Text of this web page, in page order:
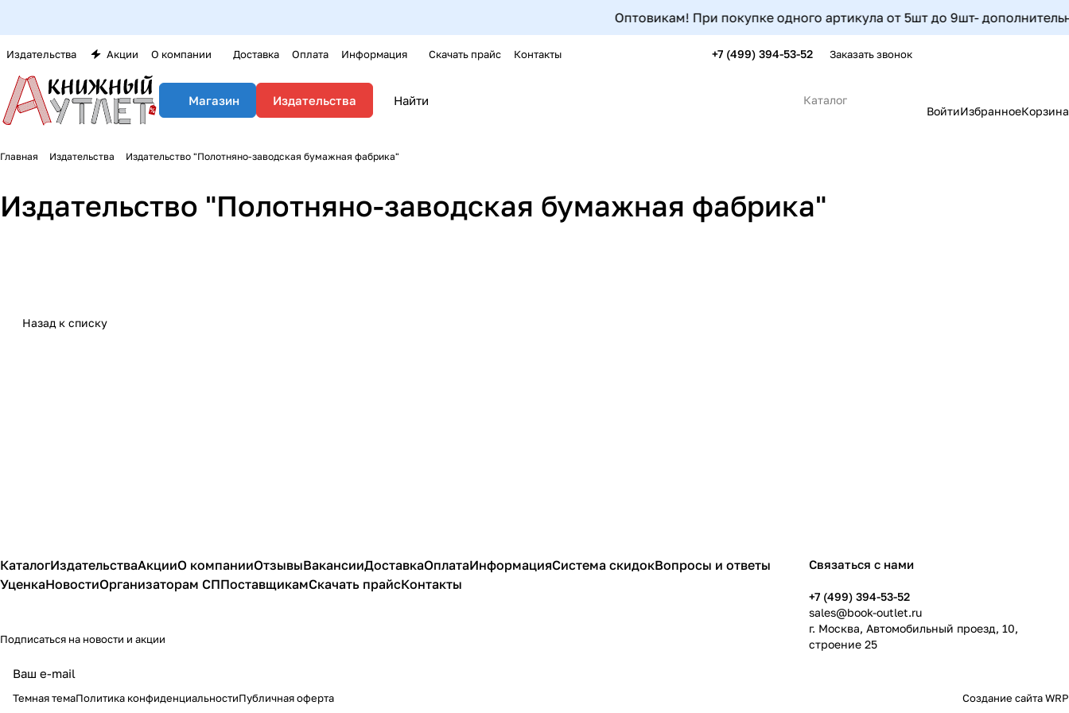
Оптовикам! При покупке одного артикула от 5шт до 9шт-
Издательства Акции О компании Доставка Оплата Информация Скачать прайс Контакты +7 (499) 394-53-52 Заказать звонок
Магазин Издательства
Каталог
ВойтиИзбранноеКорзина
Главная Издательства Издательство "Полотняно-заводская бумажная фабрика"
Издательство "Полотняно-заводская бумажная фабрика"
Назад к списку
КаталогИздательстваАкцииО компанииОтзывыВакансииДоставкаОплатаИнформацияСистема скидокВопросы и ответы
УценкаНовостиОрганизаторам СППоставщикамСкачать прайсКонтакты
Подписаться на новости и акции
Связаться с нами
+7 (499) 394-53-52
sales@book-outlet.ru
г. Москва, Автомобильный проезд, 10,
строение 25
Темная темаПолитика конфиденциальностиПубличная оферта Создание сайтаWRP